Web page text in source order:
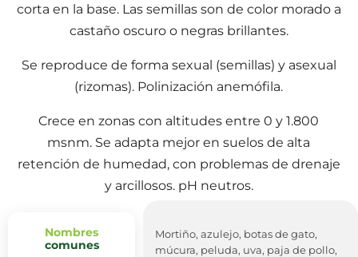
corta en la base. Las semillas son de color morado a
castaño oscuro o negras brillantes.
Se reproduce de forma sexual (semillas) y asexual
(rizomas). Polinización anemófila.
Crece en zonas con altitudes entre 0 y 1.800
msnm. Se adapta mejor en suelos de alta
retención de humedad, con problemas de drenaje
y arcillosos. pH neutros.
Nombres
comunes
Mortiño, azulejo, botas de gato,
múcura, peluda, uva, paja de pollo,